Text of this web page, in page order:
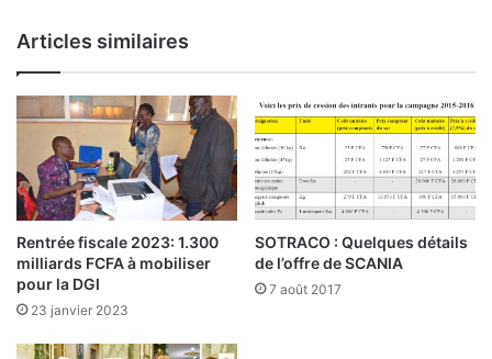
a
u
s
e
e
u
p
r
i
é
n
n
a
t
n
a
l
e
:
E
i
Articles similaires
Rentrée fiscale 2023: 1.300
milliards FCFA à mobiliser
pour la DGI
23 janvier 2023
SOTRACO : Quelques détails
de l’offre de SCANIA
7 août 2017